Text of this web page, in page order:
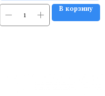
В корзину